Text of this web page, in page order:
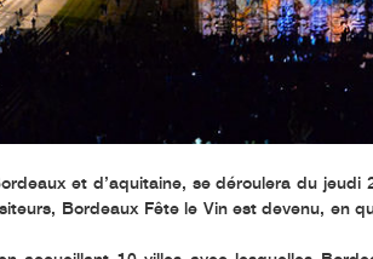
et d’aquitaine, se déroulera du
Bordeaux Fête le Vin est devenu, en